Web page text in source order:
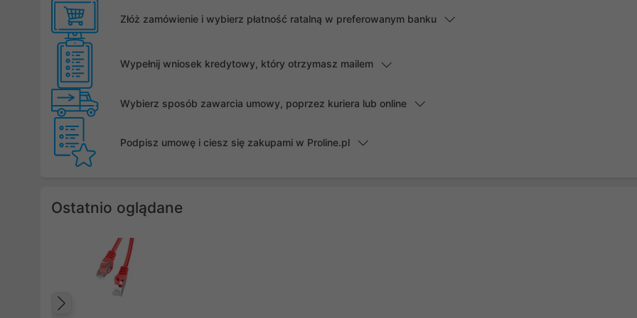
Złóż zamówienie i wybierz płatność ratalną w preferowanym banku
Wypełnij wniosek kredytowy, który otrzymasz mailem
Wybierz sposób zawarcia umowy, poprzez kuriera lub online
Podpisz umowę i ciesz się zakupami w Proline.pl
Ostatnio oglądane